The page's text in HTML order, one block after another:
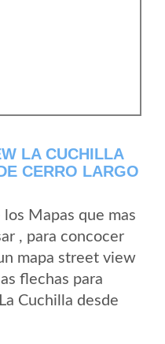
LA CUCHILLA
CERRO LARGO
Mapas que mas
, para concocer
mapa street view
flechas para
Cuchilla desde